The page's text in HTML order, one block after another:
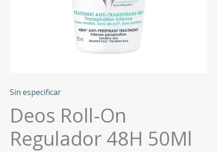
Sin especificar
Deos Roll-On
Regulador 48H 50Ml